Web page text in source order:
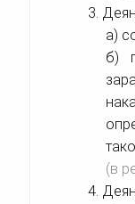
3.
а)
б)
(в
4.